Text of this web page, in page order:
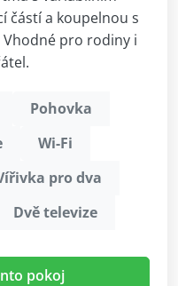
částí a koupelnou s
pro rodiny i
Pohovka
Wi-Fi
pro dva
Dvě televize
pokoj